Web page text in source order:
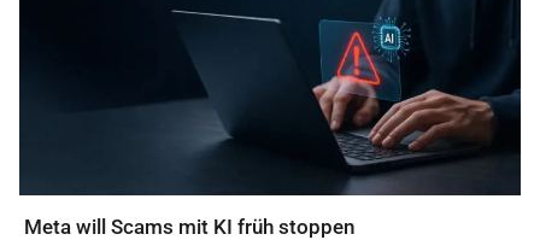
Meta will Scams mit KI früh stoppen